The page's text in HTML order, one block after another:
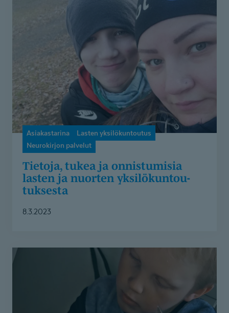
yksilökuntoutuksesta
Asiakastarina
Lasten yksilökuntoutus
Neurokirjon palvelut
Tietoja, tukea ja onnistumisia
lasten ja nuorten yksilökun­tou­
tuksesta
8.3.2023
Diagnoosi
Lassin